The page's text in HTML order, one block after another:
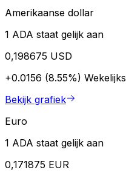
Amerikaanse dollar
1 ADA staat gelijk aan
0,198675 USD
+0.0156 (8.55%) Wekelijks
Bekijk grafiek
Euro
1 ADA staat gelijk aan
0,171875 EUR